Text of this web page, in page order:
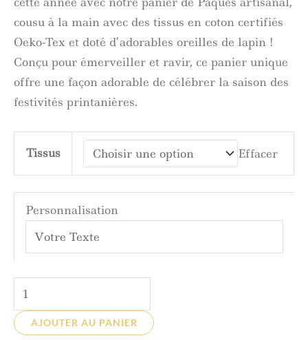
cousu à la main avec des tissus en coton certifiés
Oeko-Tex et doté d’adorables oreilles de lapin !
Conçu pour émerveiller et ravir, ce panier unique
offre une façon adorable de célébrer la saison des
festivités printanières.
Tissus Effacer
Personnalisation
AJOUTER AU PANIER